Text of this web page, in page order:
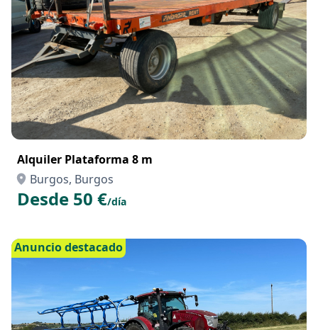
Alquiler Plataforma 8 m
Burgos, Burgos
Desde 50 €/día
Anuncio destacado